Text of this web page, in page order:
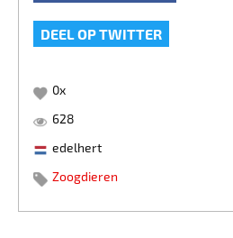
DEEL OP TWITTER
0x
628
edelhert
Zoogdieren